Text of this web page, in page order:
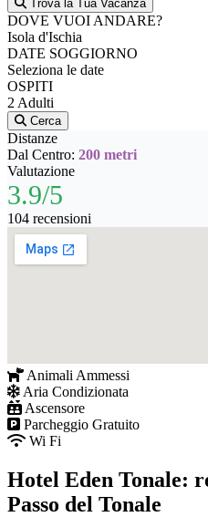
Trova la Tua Vacanza
DOVE VUOI ANDARE?
Isola d'Ischia
DATE SOGGIORNO
Seleziona le date
OSPITI
2 Adulti
Cerca
Distanze
Dal Centro: 200 metri
Valutazione
3.9/5
104 recensioni
Animali Ammessi
Aria Condizionata
Ascensore
Parcheggio Gratuito
Wi Fi
Hotel Eden Tonale:
Passo del Tonale